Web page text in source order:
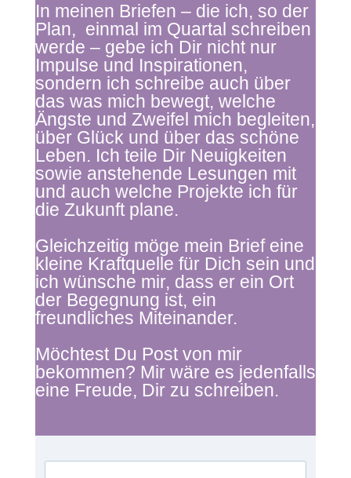
In meinen Briefen – die ich, so der
Plan, einmal im Quartal schreiben
werde – gebe ich Dir nicht nur
Impulse und Inspirationen,
sondern ich schreibe auch über
das was mich bewegt, welche
Ängste und Zweifel mich begleiten,
über Glück und über das schöne
Leben. Ich teile Dir Neuigkeiten
sowie anstehende Lesungen mit
und auch welche Projekte ich für
die Zukunft plane.
Gleichzeitig möge mein Brief eine
kleine Kraftquelle für Dich sein und
ich wünsche mir, dass er ein Ort
der Begegnung ist, ein
freundliches Miteinander.
Möchtest Du Post von mir
bekommen? Mir wäre es jedenfalls
eine Freude, Dir zu schreiben.